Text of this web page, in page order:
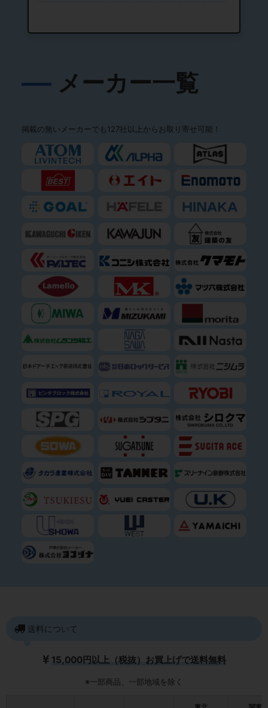
メーカー一覧
掲載の無いメーカーでも127社以上からお取り寄せ可能！
送料について
15,000円以上（税抜）お買上げで送料無料
※一部商品、一部地域を除く
東北 関東